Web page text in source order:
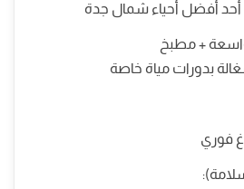
أفضل أحياء شمال جدة